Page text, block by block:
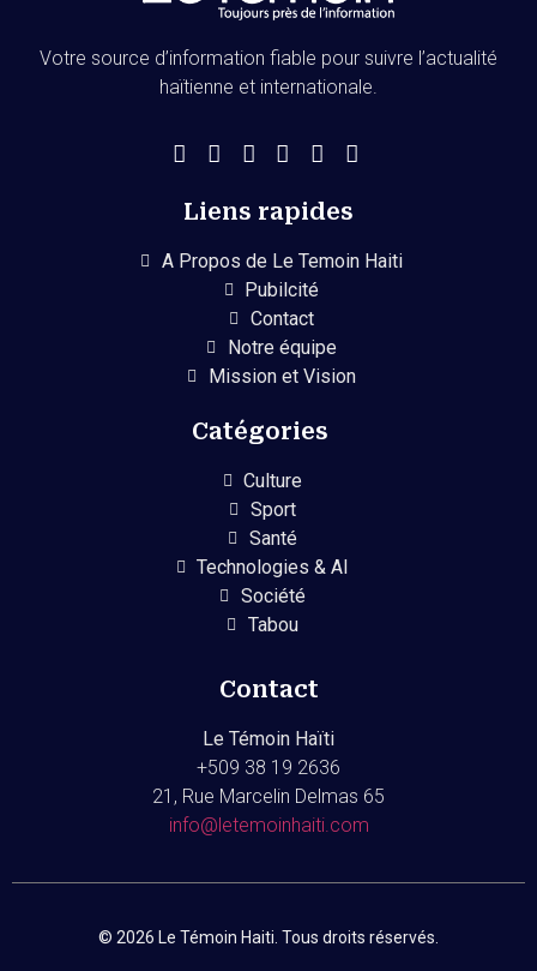
Votre source d’information fiable pour suivre l’actualité
haïtienne et internationale.
Liens rapides
A Propos de Le Temoin Haiti
Pubilcité
Contact
Notre équipe
Mission et Vision
Catégories
Culture
Sport
Santé
Technologies & AI
Société
Tabou
Contact
Le Témoin Haïti
+509 38 19 2636
21, Rue Marcelin Delmas 65
info@letemoinhaiti.com
© 2026 Le Témoin Haiti. Tous droits réservés.